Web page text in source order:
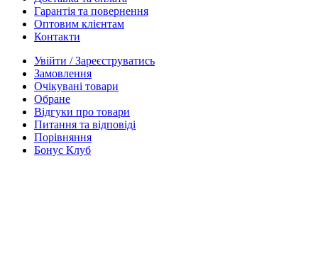
Гарантія та повернення
Оптовим клієнтам
Контакти
Увійти / Зареєструватись
Замовлення
Очікувані товари
Обране
Відгуки про товари
Питання та відповіді
Порівняння
Бонус Клуб